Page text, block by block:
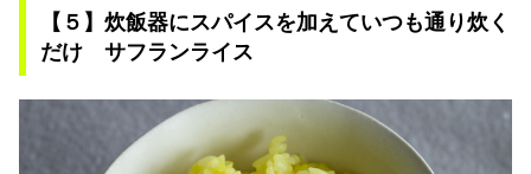
【５】炊飯器にスパイスを加えていつも通り炊く
だけ サフランライス